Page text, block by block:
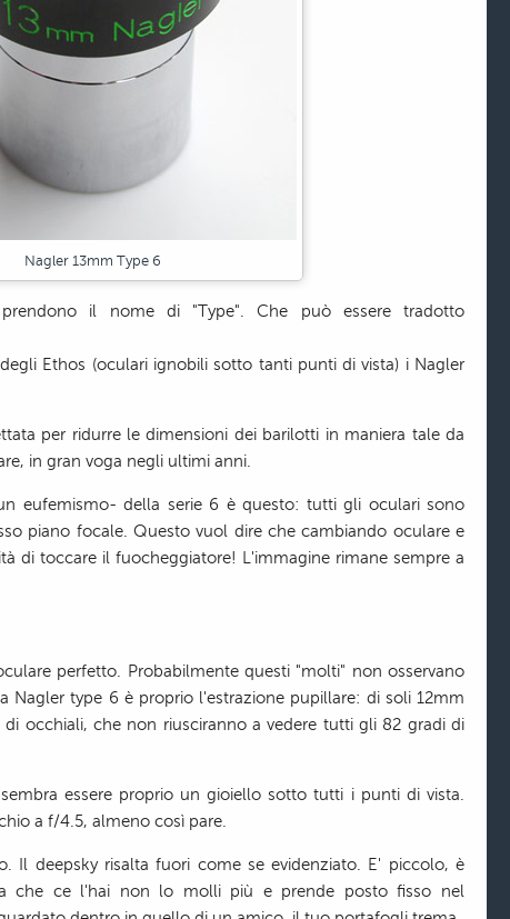
Nagler 13mm Type 6
il nome di "Type". Che può essere tradotto
Ethos (oculari ignobili sotto tanti punti di vista) i Nagler
per ridurre le dimensioni dei barilotti in maniera tale da
in gran voga negli ultimi anni.
eufemismo- della serie 6 è questo: tutti gli oculari sono
piano focale. Questo vuol dire che cambiando oculare e
di toccare il fuocheggiatore! L'immagine rimane sempre a
perfetto. Probabilmente questi "molti" non osservano
Nagler type 6 è proprio l'estrazione pupillare: di soli 12mm
occhiali, che non riusciranno a vedere tutti gli 82 gradi di
essere proprio un gioiello sotto tutti i punti di vista.
a f/4.5, almeno così pare.
Il deepsky risalta fuori come se evidenziato. E' piccolo, è
che ce l'hai non lo molli più e prende posto fisso nel